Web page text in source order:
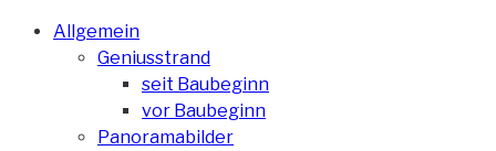
Allgemein
Geniusstrand
seit Baubeginn
vor Baubeginn
Panoramabilder